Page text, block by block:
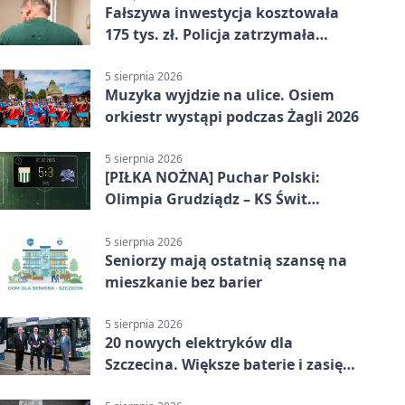
Fałszywa inwestycja kosztowała
175 tys. zł. Policja zatrzymała
5 sierpnia 2026
Muzyka wyjdzie na ulice. Osiem
orkiestr wystąpi podczas Żagli 2026
5 sierpnia 2026
[PIŁKA NOŻNA] Puchar Polski:
Olimpia Grudziądz – KS Świt
stracił dwubramkowe prowadzenie
5 sierpnia 2026
Seniorzy mają ostatnią szansę na
mieszkanie bez barier
5 sierpnia 2026
20 nowych elektryków dla
Szczecina. Większe baterie i zasięg